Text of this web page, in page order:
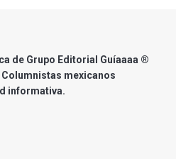
de Grupo Editorial Guíaaaa ®
mexicanos
informativa.